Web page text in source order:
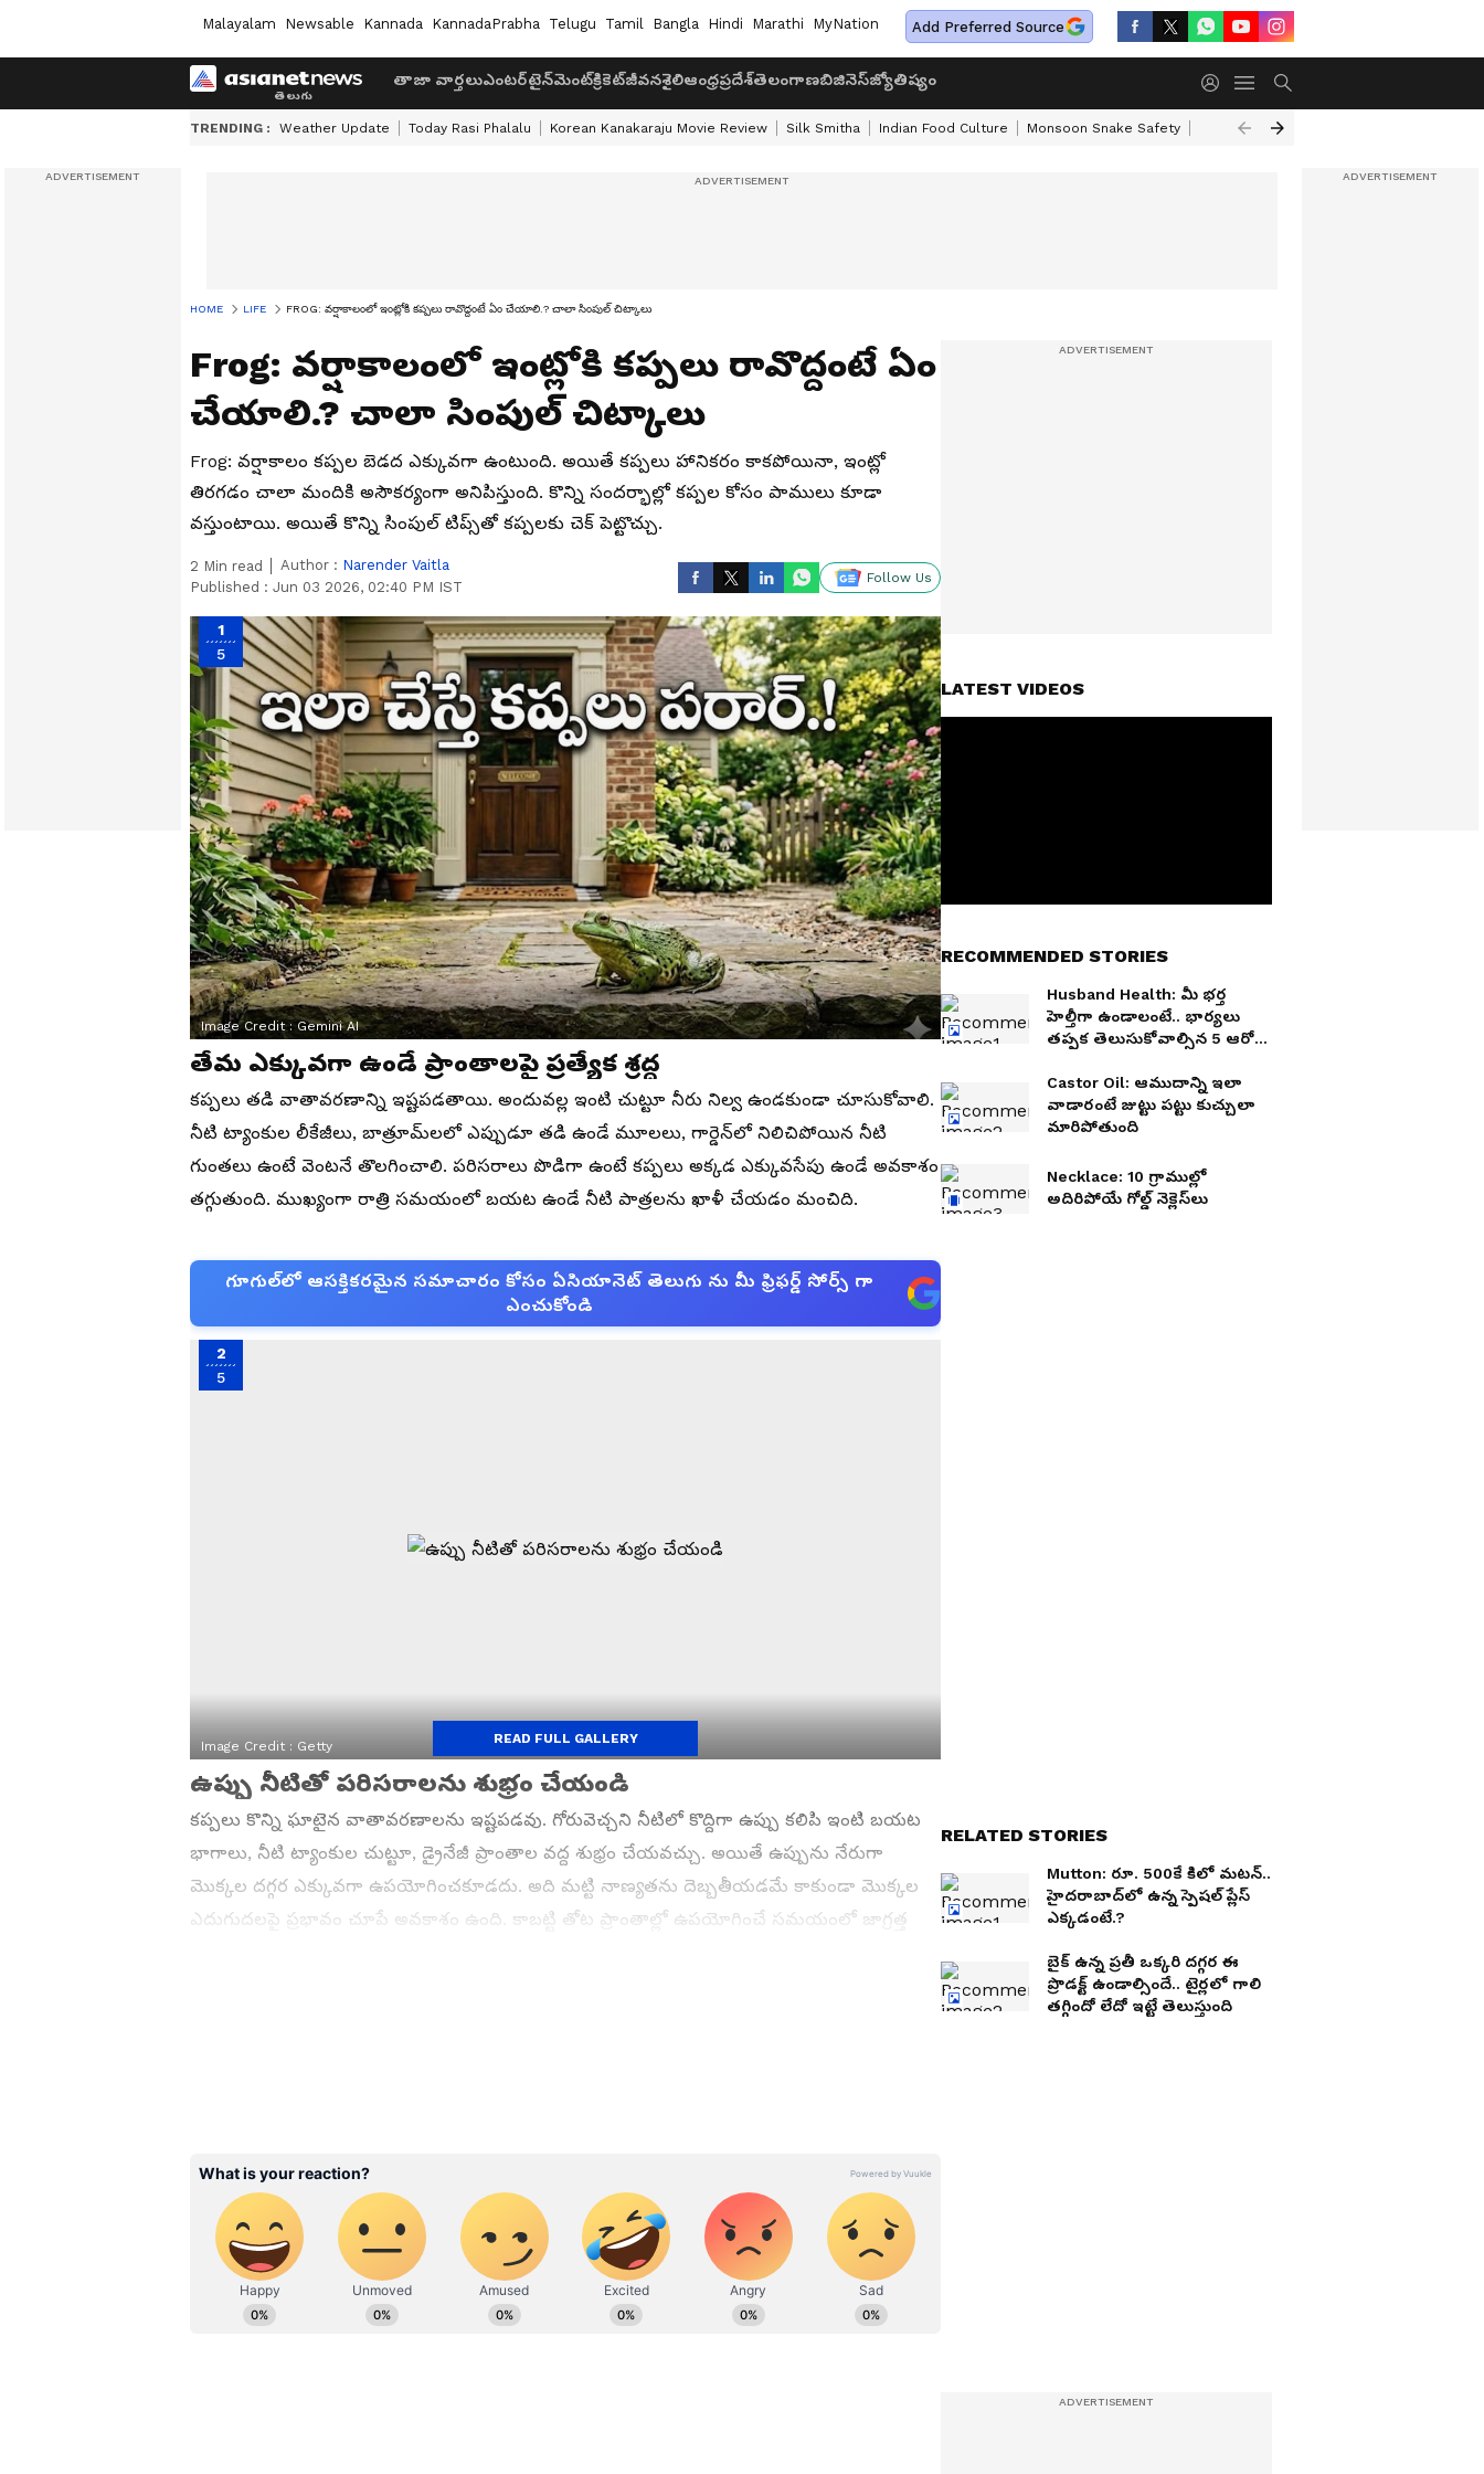
Malayalam Newsable Kannada KannadaPrabha Telugu Tamil Bangla Hindi Marathi MyNation Add Preferred Source
తాజా వార్తలుఎంటర్‌టైన్‌మెంట్క్రికెట్జీవనశైలిఆంధ్రప్రదేశ్తెలంగాణబిజినెస్జ్యోతిష్యం
TRENDING : Weather Update Today Rasi Phalalu Korean Kanakaraju Movie Review Silk Smitha Indian Food Culture Monsoon Snake Safety Akkineni Nageswara Rao
HOME LIFE FROG: వ‌ర్షాకాలంలో ఇంట్లోకి క‌ప్ప‌లు రావొద్దంటే ఏం చేయాలి.? చాలా సింపుల్ చిట్కాలు
Frog: వ‌ర్షాకాలంలో ఇంట్లోకి క‌ప్ప‌లు రావొద్దంటే ఏం
చేయాలి.? చాలా సింపుల్ చిట్కాలు
Frog: వ‌ర్షాకాలం క‌ప్ప‌ల బెడ‌ద ఎక్కువ‌గా ఉంటుంది. అయితే కప్పలు హానికరం కాకపోయినా, ఇంట్లో
తిరగడం చాలా మందికి అసౌకర్యంగా అనిపిస్తుంది. కొన్ని సంద‌ర్భాల్లో క‌ప్ప‌ల కోసం పాములు కూడా
వ‌స్తుంటాయి. అయితే కొన్ని సింపుల్ టిప్స్‌తో క‌ప్ప‌ల‌కు చెక్ పెట్టొచ్చు.
2 Min read Author : Narender Vaitla
Published : Jun 03 2026, 02:40 PM IST
Follow Us
1
5
Image Credit : Gemini AI
తేమ ఎక్కువగా ఉండే ప్రాంతాలపై ప్రత్యేక శ్రద్ధ
కప్పలు తడి వాతావరణాన్ని ఇష్టపడతాయి. అందువల్ల ఇంటి చుట్టూ నీరు నిల్వ ఉండకుండా చూసుకోవాలి.
నీటి ట్యాంకుల లీకేజీలు, బాత్రూమ్‌లలో ఎప్పుడూ తడి ఉండే మూలలు, గార్డెన్‌లో నిలిచిపోయిన నీటి
గుంతలు ఉంటే వెంటనే తొలగించాలి. పరిసరాలు పొడిగా ఉంటే కప్పలు అక్కడ ఎక్కువసేపు ఉండే అవకాశం
తగ్గుతుంది. ముఖ్యంగా రాత్రి సమయంలో బయట ఉండే నీటి పాత్రలను ఖాళీ చేయడం మంచిది.
గూగుల్‌లో ఆసక్తికరమైన సమాచారం కోసం ఏసియానెట్ తెలుగు ను మీ ఫ్రిఫర్డ్ సోర్స్ గా
ఎంచుకోండి
2
5
Image Credit : Getty
ఉప్పు నీటితో పరిసరాలను శుభ్రం చేయండి
కప్పలు కొన్ని ఘాటైన వాతావరణాలను ఇష్టపడవు. గోరువెచ్చని నీటిలో కొద్దిగా ఉప్పు కలిపి ఇంటి బయట
భాగాలు, నీటి ట్యాంకుల చుట్టూ, డ్రైనేజీ ప్రాంతాల వద్ద శుభ్రం చేయవచ్చు. అయితే ఉప్పును నేరుగా
మొక్కల దగ్గర ఎక్కువగా ఉపయోగించకూడదు. అది మట్టి నాణ్యతను దెబ్బతీయడమే కాకుండా మొక్కల
ఎదుగుదలపై ప్రభావం చూపే అవకాశం ఉంది. కాబట్టి తోట ప్రాంతాల్లో ఉపయోగించే సమయంలో జాగ్రత్త
READ FULL GALLERY
LATEST VIDEOS
RECOMMENDED STORIES
Husband Health: మీ భర్త
హెల్తీగా ఉండాలంటే.. భార్యలు
తప్పక తెలుసుకోవాల్సిన 5 ఆరోగ్య
Castor Oil: ఆముదాన్ని ఇలా
వాడారంటే జుట్టు పట్టు కుచ్చులా
మారిపోతుంది
Necklace: 10 గ్రాముల్లో
అదిరిపోయే గోల్డ్ నెక్లెస్‌లు
RELATED STORIES
Mutton: రూ. 500కే కిలో మ‌ట‌న్‌..
హైద‌రాబాద్‌లో ఉన్న స్పెష‌ల్ ప్లేస్
ఎక్క‌డంటే.?
బైక్ ఉన్న ప్ర‌తీ ఒక్క‌రి ద‌గ్గ‌ర ఈ
ప్రొడ‌క్ట్ ఉండాల్సిందే.. టైర్ల‌లో గాలి
త‌గ్గిందో లేదో ఇట్టే తెలుస్తుంది